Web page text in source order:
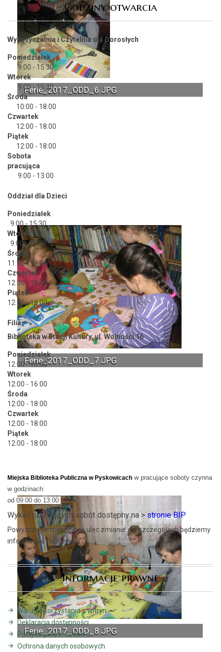
Ferie_2017_ODD_6.JPG
Ferie_2017_ODD_7.JPG
Ferie_2017_ODD_8.JPG
Godziny otwarcia
Wypożyczalnia i Czytelnia dla Dorosłych
Poniedziałek
9:00 - 15:30
Wtorek
9:00 - 15:30
Środa
10:00 - 18:00
Czwartek
12:00 - 18:00
Piątek
12:00 - 18:00
Sobota
pracująca
9:00 - 13:00
Oddział dla Dzieci
Poniedziałek
9:00 - 15:30
Wtorek
9:00 - 15:30
Środa
11:00 - 18:00
Czwartek
12:00 - 18:00
Piątek
12:00 - 18:00
Filia
Biblioteka w Stacji Kultury, ul. Wolności 16
Poniedziałek
12:00 - 16:00
Wtorek
12:00 - 16:00
Środa
12:00 - 18:00
Czwartek
12:00 - 18:00
Piątek
12:00 - 18:00
Miejska Biblioteka Publiczna w Pyskowicach w pracujące soboty czynna
w godzinach:
od 09:00 do 13:00:
Wykaz pracujących sobót dostępny na > stronie BIP
Powyższe terminy mogą ulec zmianie – o szczegółach będziemy
informować na bieżąco.
Informacje prawne
Warunki korzystania z witryn
Deklaracja dostępności
Polityka plików Cookie's
Ochrona danych osobowych